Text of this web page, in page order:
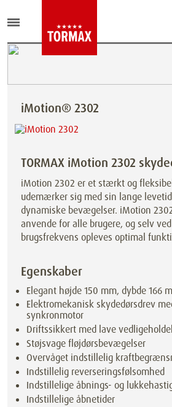
iMotion® 2302
TORMAX iMotion 2302
iMotion 2302 er et stærkt og
udemærker sig med sin lange
dynamiske bevægelser. iMotion
anvende for alle brugere, og selv
brugsfrekvens opleves optimal
Egenskaber
Elegant højde 150 mm, dybde 166
Elektromekanisk skydedørsdrev
synkronmotor
Driftssikkert med lave
Støjsvage fløjdørsbevægelser
Overvåget indstillelig
Indstillelig reverseringsfølsomhed
Indstillelige åbnings- og
Indstillelige åbnetider